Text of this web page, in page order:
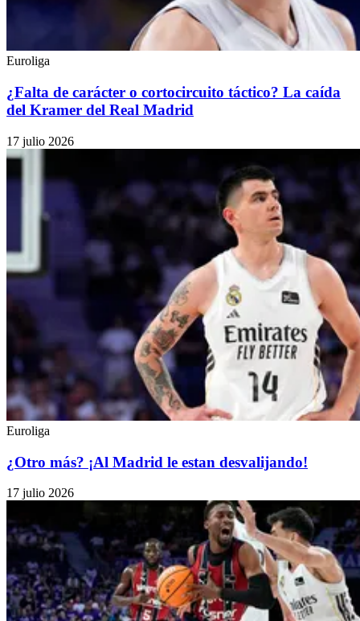
Euroliga
¿Falta de carácter o cortocircuito táctico? La caída
del Kramer del Real Madrid
17 julio 2026
Euroliga
¿Otro más? ¡Al Madrid le estan desvalijando!
17 julio 2026